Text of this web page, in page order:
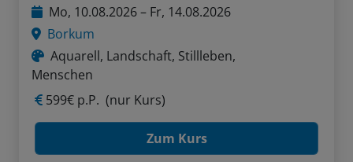
Mo, 10.08.2026 – Fr, 14.08.2026
Borkum
Aquarell, Landschaft, Stillleben,
Menschen
599€ p.P. (nur Kurs)
Zum Kurs